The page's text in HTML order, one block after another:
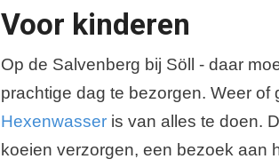
Voor kinderen
Op de Salvenberg bij Söll - daar
prachtige dag te bezorgen. Weer of
Hexenwasser is van alles te doen.
koeien verzorgen, een bezoek aan